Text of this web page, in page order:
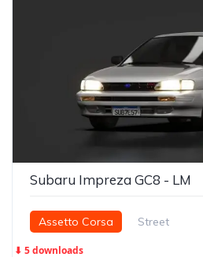
Subaru Impreza GC8 - LM
Assetto Corsa Street
⬇ 5 downloads